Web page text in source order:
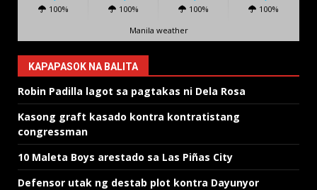
100% 100% 100% 100%
Manila weather
KAPAPASOK NA BALITA
Robin Padilla lagot sa pagtakas ni Dela Rosa
Kasong graft kasado kontra kontratistang
congressman
10 Maleta Boys arestado sa Las Piñas City
Defensor utak ng destab plot kontra Dayunyor